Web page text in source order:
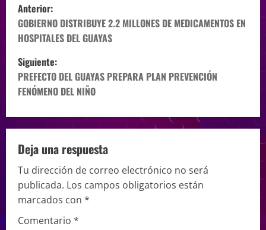
Anterior:
GOBIERNO DISTRIBUYE 2.2 MILLONES DE MEDICAMENTOS EN
HOSPITALES DEL GUAYAS
Siguiente:
PREFECTO DEL GUAYAS PREPARA PLAN PREVENCIÓN
FENÓMENO DEL NIÑO
Deja una respuesta
Tu dirección de correo electrónico no será
publicada. Los campos obligatorios están
marcados con *
Comentario *